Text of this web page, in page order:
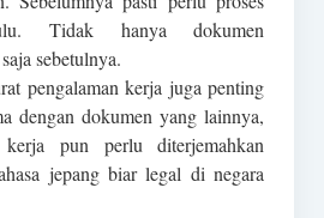
Tidak hanya dokumen
sebetulnya.
pengalaman kerja juga penting
dengan dokumen yang lainnya,
kerja pun perlu diterjemahkan
jepang biar legal di negara